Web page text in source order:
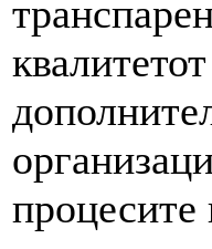
процесите